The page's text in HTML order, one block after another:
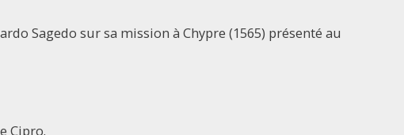
Sagedo sur sa mission à Chypre (1565) présenté au
Cipro.